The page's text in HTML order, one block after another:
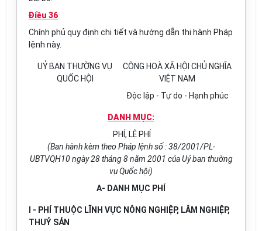
Điều 36
Chính phủ quy định chi tiết và hướng dẫn thi hành Pháp
lệnh này.
UỶ BAN THƯỜNG VỤ
QUỐC HỘI
CỘNG HOÀ XÃ HỘI CHỦ NGHĨA
VIỆT NAM
Độc lập - Tự do - Hạnh phúc
DANH MỤC:
PHÍ, LỆ PHÍ
(Ban hành kèm theo Pháp lệnh số : 38/2001/PL-
UBTVQH10 ngày 28 tháng 8 năm 2001 của Uỷ ban thường
vụ Quốc hội)
A- DANH MỤC PHÍ
I - PHÍ THUỘC LĨNH VỰC NÔNG NGHIỆP, LÂM NGHIỆP,
THUỶ SẢN